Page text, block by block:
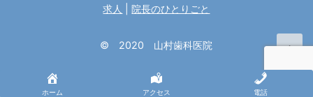
求人
|院長のひとりごと
© 2020 山村歯科医院 ↑
ホーム アクセス 電話